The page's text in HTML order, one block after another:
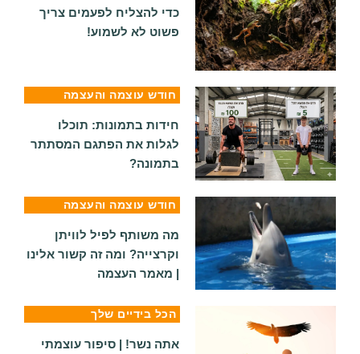
כדי להצליח לפעמים צריך
פשוט לא לשמוע!
חודש עוצמה והעצמה
חידות בתמונות: תוכלו
לגלות את הפתגם המסתתר
בתמונה?
חודש עוצמה והעצמה
מה משותף לפיל לוויתן
וקרצייה? ומה זה קשור אלינו
| מאמר העצמה
הכל בידיים שלך
אתה נשר! | סיפור עוצמתי